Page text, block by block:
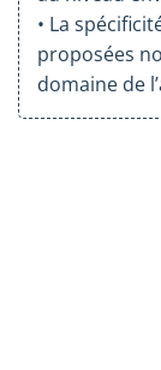
• La
proposées
domaine de